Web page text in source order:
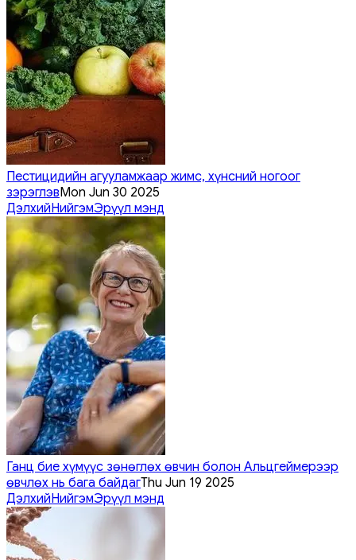
Пестицидийн агууламжаар жимс, хүнсний ногоог
зэрэглэвMon Jun 30 2025
ДэлхийНийгэмЭрүүл мэнд
Ганц бие хүмүүс зөнөглөх өвчин болон Альцгеймерээр
өвчлөх нь бага байдагThu Jun 19 2025
ДэлхийНийгэмЭрүүл мэнд